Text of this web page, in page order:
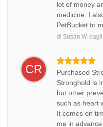
lot of money
medicine. I
PetBucket to
di Susan W. dagli
CR
Purchased
Stronghold is
but other
such as heart
It comes on
me in